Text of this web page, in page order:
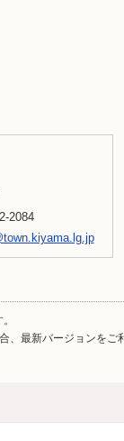
2084
、最新バージョンをご